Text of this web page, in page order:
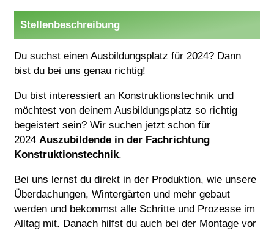
Stellenbeschreibung
Du suchst einen Ausbildungsplatz für 2024? Dann
bist du bei uns genau richtig!
Du bist interessiert an Konstruktionstechnik und
möchtest von deinem Ausbildungsplatz so richtig
begeistert sein? Wir suchen jetzt schon für
2024 Auszubildende in der Fachrichtung
Konstruktionstechnik.
Bei uns lernst du direkt in der Produktion, wie unsere
Überdachungen, Wintergärten und mehr gebaut
werden und bekommst alle Schritte und Prozesse im
Alltag mit. Danach hilfst du auch bei der Montage vor